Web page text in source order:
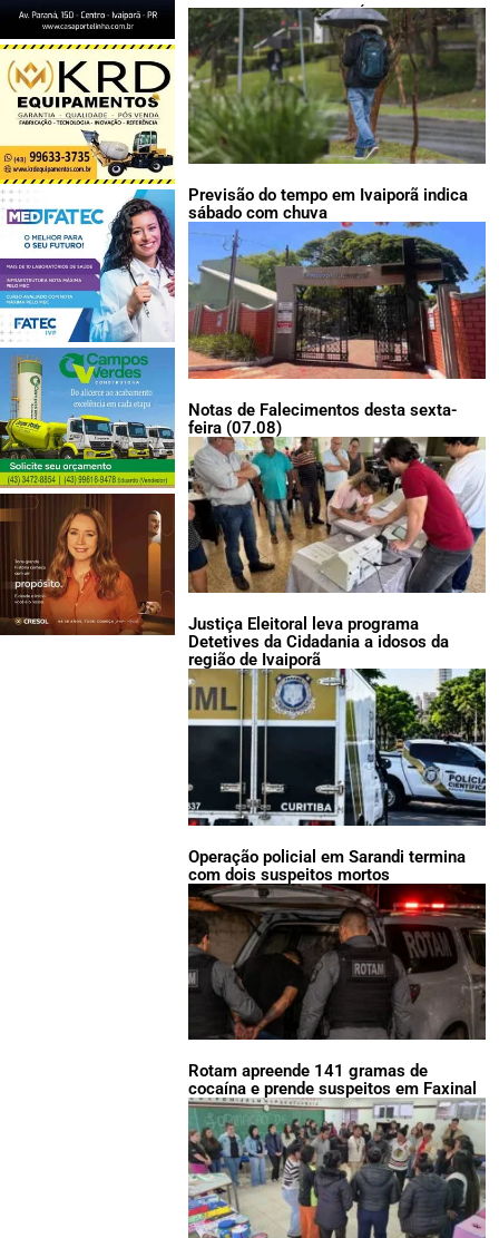
LEIA TAMBÉM:
Previsão do tempo em Ivaiporã indica
sábado com chuva
Notas de Falecimentos desta sexta-
feira (07.08)
Justiça Eleitoral leva programa
Detetives da Cidadania a idosos da
região de Ivaiporã
Operação policial em Sarandi termina
com dois suspeitos mortos
Rotam apreende 141 gramas de
cocaína e prende suspeitos em Faxinal